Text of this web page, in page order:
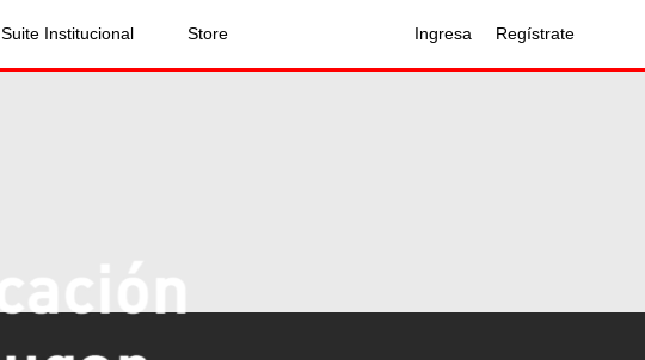
Suite Institucional Store Ingresa Regístrate